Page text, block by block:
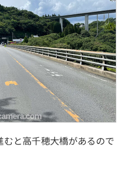
と高千穂大橋があるので